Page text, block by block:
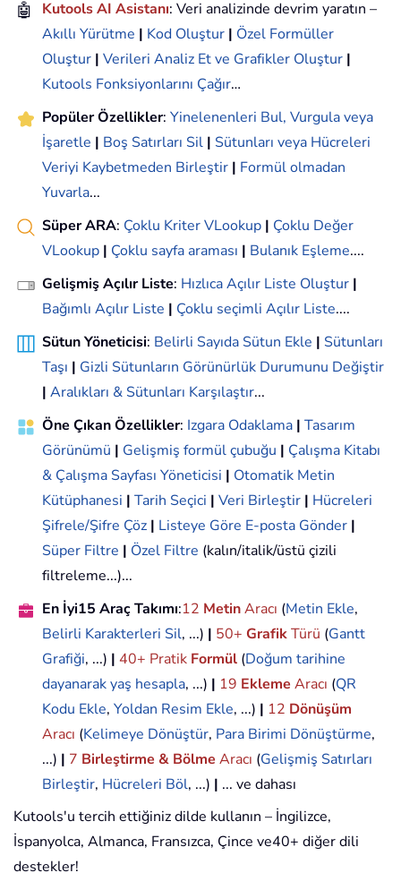
🤖 Kutools AI Asistanı: Veri analizinde devrim yaratın –
Akıllı Yürütme | Kod Oluştur | Özel Formüller
Oluştur | Verileri Analiz Et ve Grafikler Oluştur |
Kutools Fonksiyonlarını Çağır…
Popüler Özellikler: Yinelenenleri Bul, Vurgula veya
İşaretle | Boş Satırları Sil | Sütunları veya Hücreleri
Veriyi Kaybetmeden Birleştir | Formül olmadan
Yuvarla...
Süper ARA: Çoklu Kriter VLookup | Çoklu Değer
VLookup | Çoklu sayfa araması | Bulanık Eşleme....
Gelişmiş Açılır Liste: Hızlıca Açılır Liste Oluştur |
Bağımlı Açılır Liste | Çoklu seçimli Açılır Liste....
Sütun Yöneticisi: Belirli Sayıda Sütun Ekle | Sütunları
Taşı | Gizli Sütunların Görünürlük Durumunu Değiştir
| Aralıkları & Sütunları Karşılaştır...
Öne Çıkan Özellikler: Izgara Odaklama | Tasarım
Görünümü | Gelişmiş formül çubuğu | Çalışma Kitabı
& Çalışma Sayfası Yöneticisi | Otomatik Metin
Kütüphanesi | Tarih Seçici | Veri Birleştir | Hücreleri
Şifrele/Şifre Çöz | Listeye Göre E-posta Gönder |
Süper Filtre | Özel Filtre (kalın/italik/üstü çizili
filtreleme...)...
En İyi15 Araç Takımı:12 MetinAracı (Metin Ekle,
Belirli Karakterleri Sil, ...) | 50+ GrafikTürü (Gantt
Grafiği, ...) | 40+ Pratik Formül (Doğum tarihine
dayanarak yaş hesapla, ...) | 19 Ekleme Aracı (QR
Kodu Ekle, Yoldan Resim Ekle, ...) | 12 Dönüşüm
Aracı (Kelimeye Dönüştür, Para Birimi Dönüştürme,
...) | 7 Birleştirme & Bölme Aracı (Gelişmiş Satırları
Birleştir, Hücreleri Böl, ...) | ... ve dahası
Kutools'u tercih ettiğiniz dilde kullanın – İngilizce,
İspanyolca, Almanca, Fransızca, Çince ve40+ diğer dili
destekler!